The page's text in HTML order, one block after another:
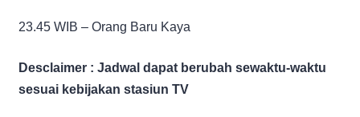
23.45 WIB – Orang Baru Kaya
Desclaimer : Jadwal dapat berubah sewaktu-waktu
sesuai kebijakan stasiun TV